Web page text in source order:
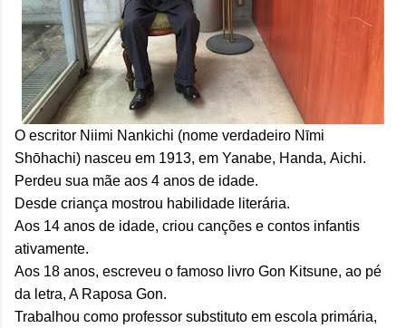
O escritor Niimi Nankichi (nome verdadeiro Nīmi
Shōhachi) nasceu em 1913, em Yanabe, Handa, Aichi.
Perdeu sua mãe aos 4 anos de idade.
Desde criança mostrou habilidade literária.
Aos 14 anos de idade, criou canções e contos infantis
ativamente.
Aos 18 anos, escreveu o famoso livro Gon Kitsune, ao pé
da letra, A Raposa Gon.
Trabalhou como professor substituto em escola primária,